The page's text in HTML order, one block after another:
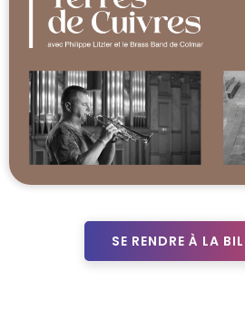
SE RENDRE À LA